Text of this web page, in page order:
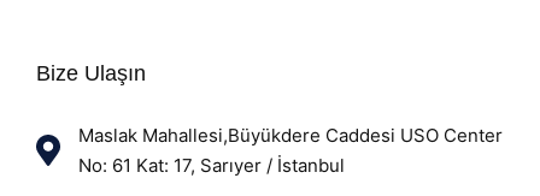
Bize Ulaşın
Maslak Mahallesi,Büyükdere Caddesi USO Center
No: 61 Kat: 17, Sarıyer / İstanbul